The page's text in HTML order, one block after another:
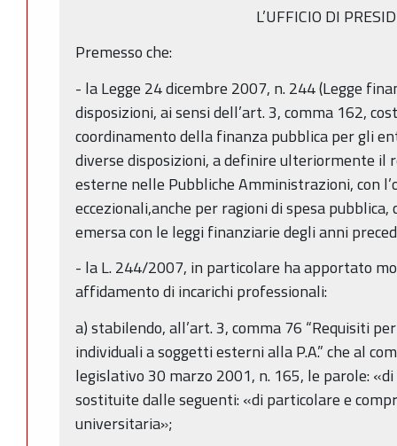
L’UFFICIO DI
Premesso che:
- la Legge 24 dicembre 2007, n. 244 (Legge
disposizioni, ai sensi dell’art. 3, comma 162,
coordinamento della finanza pubblica per gli
diverse disposizioni, a definire ulteriormente il
esterne nelle Pubbliche Amministrazioni, con
eccezionali,anche per ragioni di spesa
emersa con le leggi finanziarie degli anni
- la L. 244/2007, in particolare ha apportato
affidamento di incarichi professionali:
a) stabilendo, all’art. 3, comma 76 “Requisiti
individuali a soggetti esterni alla P.A.” che al
legislativo 30 marzo 2001, n. 165, le parole:
sostituite dalle seguenti: «di particolare e
universitaria»;